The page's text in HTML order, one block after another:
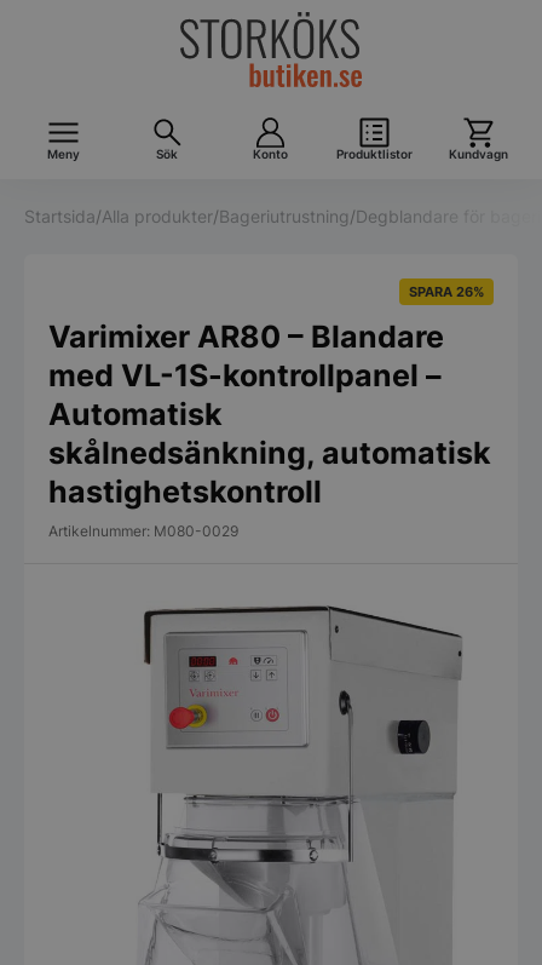
Meny Sök Konto Produktlistor Kundvagn
Startsida/Alla produkter/Bageriutrustning/Degblandare för bageri
SPARA 26%
Varimixer AR80 – Blandare
med VL-1S-kontrollpanel –
Automatisk
skålnedsänkning, automatisk
hastighetskontroll
Artikelnummer: M080-0029